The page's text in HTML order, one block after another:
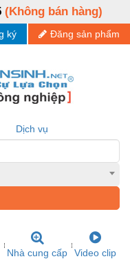
(Không bán hàng)
Đăng sản phẩm
ký
Dịch vụ
Nhà cung cấp Video clip